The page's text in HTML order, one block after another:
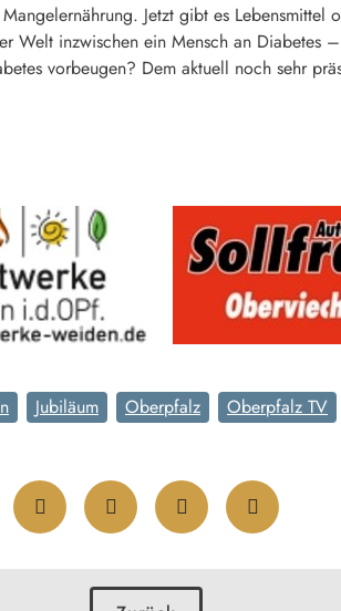
Jetzt gibt es Lebensmittel
Welt inzwischen ein Mensch an Diabetes
vorbeugen? Dem aktuell noch sehr
Jubiläum Oberpfalz Oberpfalz TV